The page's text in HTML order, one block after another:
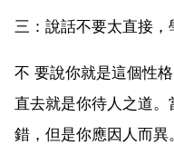
三：說話不要太直接，
不 要說你就是這個性
直去就是你待人之道
錯，但是你應因人而異。